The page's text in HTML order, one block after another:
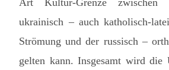
Art Kultur-Grenze
ukrainisch – auch katholisch-
Strömung und der russisch –
gelten kann. Insgesamt wird die